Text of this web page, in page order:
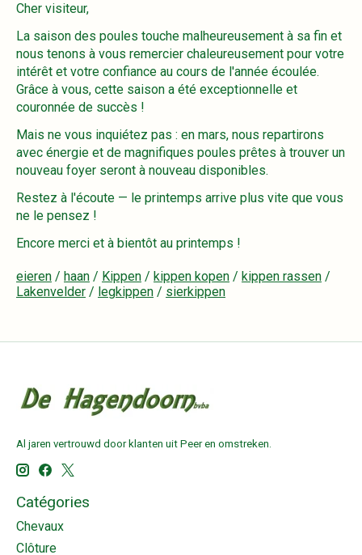
Cher visiteur,
La saison des poules touche malheureusement à sa fin et
nous tenons à vous remercier chaleureusement pour votre
intérêt et votre confiance au cours de l'année écoulée.
Grâce à vous, cette saison a été exceptionnelle et
couronnée de succès !
Mais ne vous inquiétez pas : en mars, nous repartirons
avec énergie et de magnifiques poules prêtes à trouver un
nouveau foyer seront à nouveau disponibles.
Restez à l'écoute — le printemps arrive plus vite que vous
ne le pensez !
Encore merci et à bientôt au printemps !
eieren / haan / Kippen / kippen kopen / kippen rassen /
Lakenvelder / legkippen / sierkippen
Al jaren vertrouwd door klanten uit Peer en omstreken.
Catégories
Chevaux
Clôture